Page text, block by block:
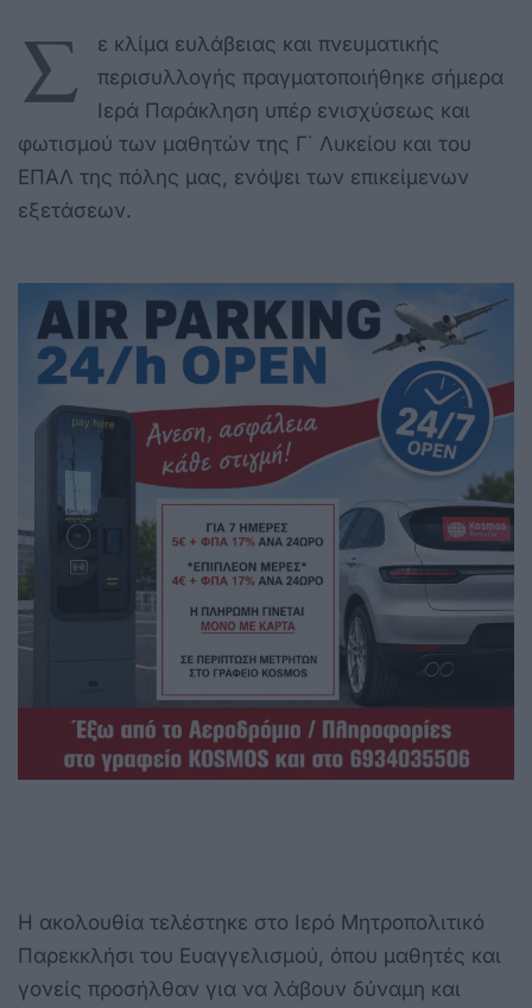
Σ
ε κλίμα ευλάβειας και πνευματικής
περισυλλογής πραγματοποιήθηκε σήμερα
Ιερά Παράκληση υπέρ ενισχύσεως και
φωτισμού των μαθητών της Γ΄ Λυκείου και του
ΕΠΑΛ της πόλης μας, ενόψει των επικείμενων
εξετάσεων.
Η ακολουθία τελέστηκε στο Ιερό Μητροπολιτικό
Παρεκκλήσι του Ευαγγελισμού, όπου μαθητές και
γονείς προσήλθαν για να λάβουν δύναμη και